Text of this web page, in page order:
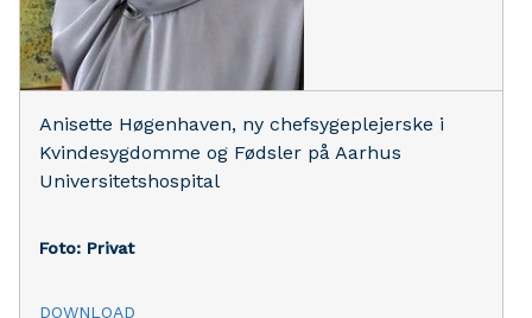
Anisette Høgenhaven, ny chefsygeplejerske i
Kvindesygdomme og Fødsler på Aarhus
Universitetshospital
Foto: Privat
DOWNLOAD